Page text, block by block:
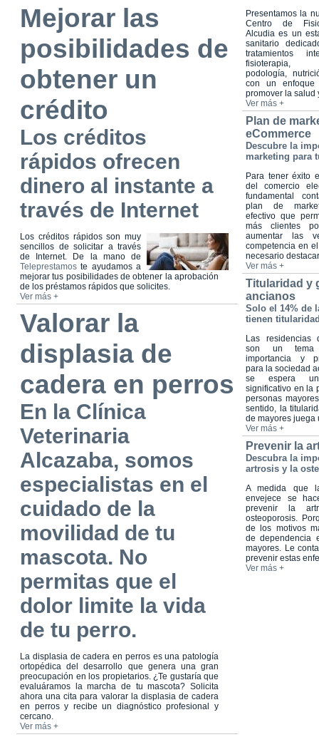
Mejorar las
posibilidades de
obtener un
crédito
Los créditos
rápidos ofrecen
dinero al instante a
través de Internet
Los créditos rápidos son muy
sencillos de solicitar a través
de Internet. De la mano de
Teleprestamos te ayudamos a
mejorar tus posibilidades de obtener la aprobación
de los préstamos rápidos que solicites.
Ver más +
Valorar la
displasia de
cadera en perros
En la Clínica
Veterinaria
Alcazaba, somos
especialistas en el
cuidado de la
movilidad de tu
mascota. No
permitas que el
dolor limite la vida
de tu perro.
La displasia de cadera en perros es una patología
ortopédica del desarrollo que genera una gran
preocupación en los propietarios. ¿Te gustaría que
evaluáramos la marcha de tu mascota? Solicita
ahora una cita para valorar la displasia de cadera
en perros y recibe un diagnóstico profesional y
cercano.
Ver más +
Presentamos la
Centro de
Alcudia es un
sanitario
tratamientos
fisioterapia,
podología,
con un enfoque
promover la salud
Ver más +
Plan de
eCommerce
Descubre la
marketing para
Para tener éxito
del comercio
fundamental
plan de
efectivo que
más clientes
aumentar las
competencia en
necesario
Ver más +
Titularidad y
ancianos
Solo el 14% de
tienen
Las residencias
son un
importancia y
para la sociedad
se espera un
significativo en la
personas
sentido, la
de mayores juega
Ver más +
Prevenir la
Descubra la
artrosis y la
A medida que
envejece se
prevenir la
osteoporosis.
de los motivos
de dependencia
mayores. Le
prevenir estas
Ver más +